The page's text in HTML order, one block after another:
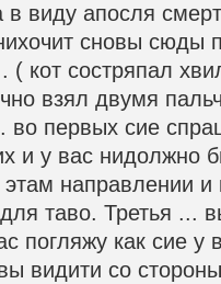
виду апосля
сновы сюды
. ( кот состряпал
взял двумя
во первых сие
и у вас нидолжно
этам направлении
таво. Третья ...
погляжу как сие
видити со